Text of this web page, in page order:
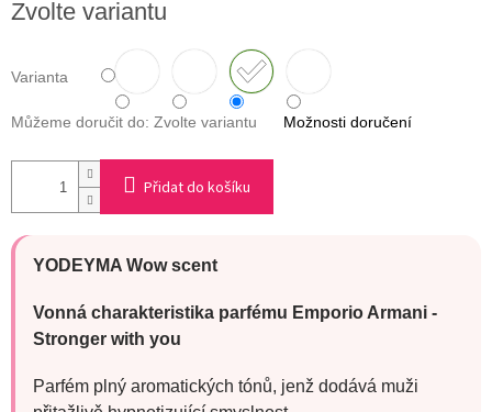
cena:
Zvolte variantu
Varianta
Můžeme doručit do: Zvolte variantu Možnosti doručení
Přidat do košíku
YODEYMA Wow scent
Vonná charakteristika parfému Emporio Armani -
Stronger with you
Parfém plný aromatických tónů, jenž dodává muži